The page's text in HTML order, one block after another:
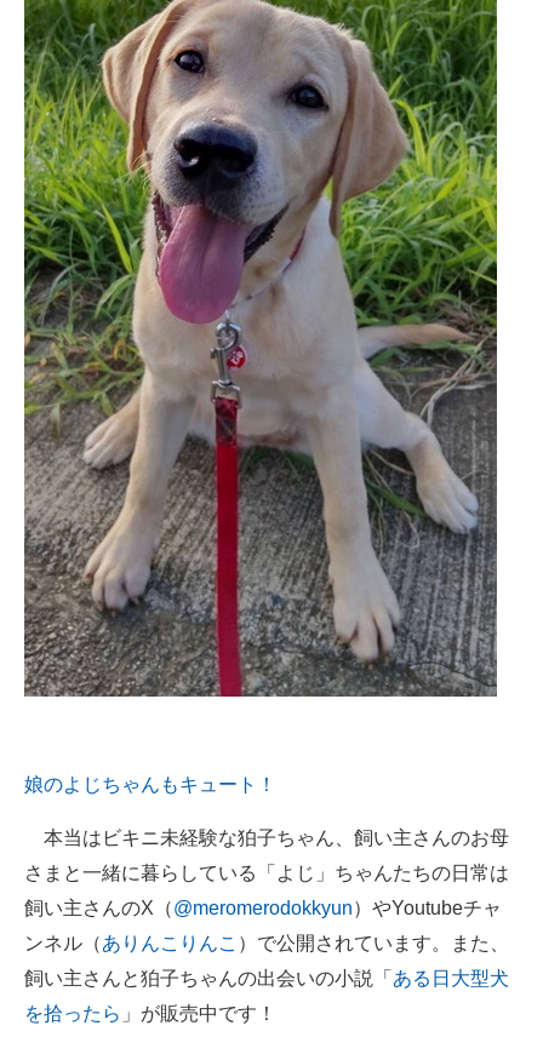
娘のよじちゃんもキュート！
本当はビキニ未経験な狛子ちゃん、飼い主さんのお母
さまと一緒に暮らしている「よじ」ちゃんたちの日常は
飼い主さんのX（@meromerodokkyun）やYoutubeチャ
ンネル（ありんこりんこ ）で公開されています。また、
飼い主さんと狛子ちゃんの出会いの小説「 ある日大型犬
を拾ったら 」が販売中です！